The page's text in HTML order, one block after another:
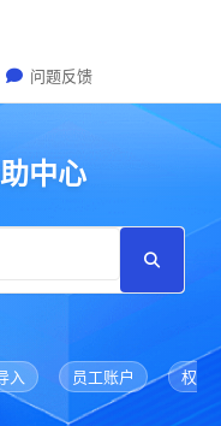
问题反馈
中心
入 员工账户
权